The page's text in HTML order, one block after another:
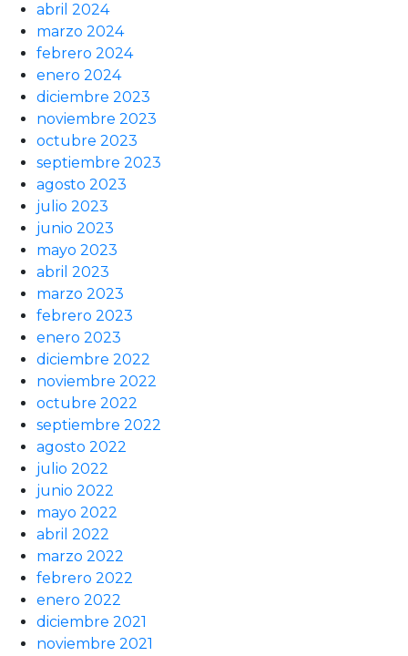
abril 2024
marzo 2024
febrero 2024
enero 2024
diciembre 2023
noviembre 2023
octubre 2023
septiembre 2023
agosto 2023
julio 2023
junio 2023
mayo 2023
abril 2023
marzo 2023
febrero 2023
enero 2023
diciembre 2022
noviembre 2022
octubre 2022
septiembre 2022
agosto 2022
julio 2022
junio 2022
mayo 2022
abril 2022
marzo 2022
febrero 2022
enero 2022
diciembre 2021
noviembre 2021